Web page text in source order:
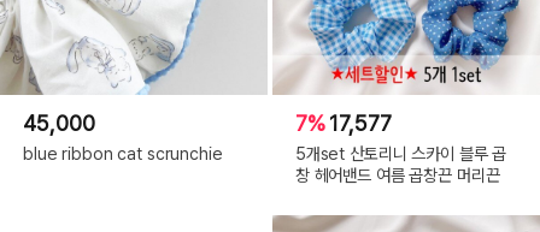
45,000
blue ribbon cat scrunchie
7%17,577
5개set 산토리니 스카이 블루 곱
창 헤어밴드 여름 곱창끈 머리끈